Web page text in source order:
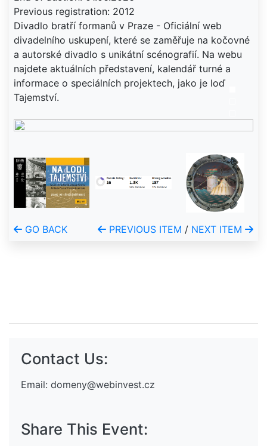
Previous registration: 2012
Divadlo bratří formanů v Praze - Oficiální web
divadelního uskupení, které se zaměřuje na kočovné
a autorské divadlo s unikátní scénografií. Na webu
najdete aktuálních představení, kalendář turné a
informace o speciálních projektech, jako je loď
Tajemství.
GO BACK PREVIOUS ITEM / NEXT ITEM
Contact Us:
Email: domeny@webinvest.cz
Share This Event: